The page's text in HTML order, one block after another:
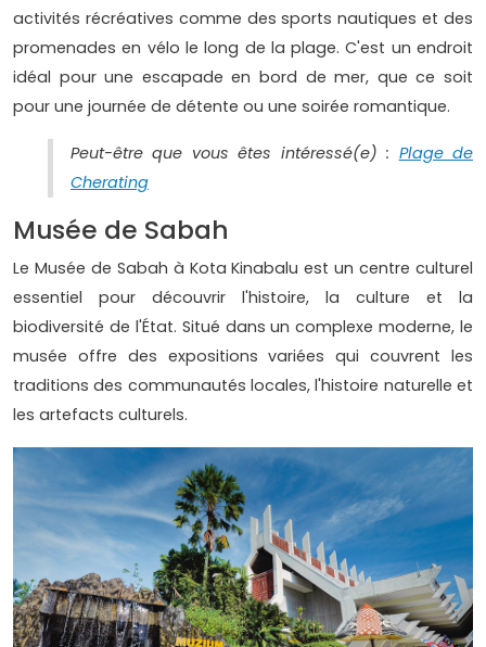
activités récréatives comme des sports nautiques et des
promenades en vélo le long de la plage. C'est un endroit
idéal pour une escapade en bord de mer, que ce soit
pour une journée de détente ou une soirée romantique.
Peut-être que vous êtes intéressé(e) : Plage de
Cherating
Musée de Sabah
Le Musée de Sabah à Kota Kinabalu est un centre culturel
essentiel pour découvrir l'histoire, la culture et la
biodiversité de l'État. Situé dans un complexe moderne, le
musée offre des expositions variées qui couvrent les
traditions des communautés locales, l'histoire naturelle et
les artefacts culturels.